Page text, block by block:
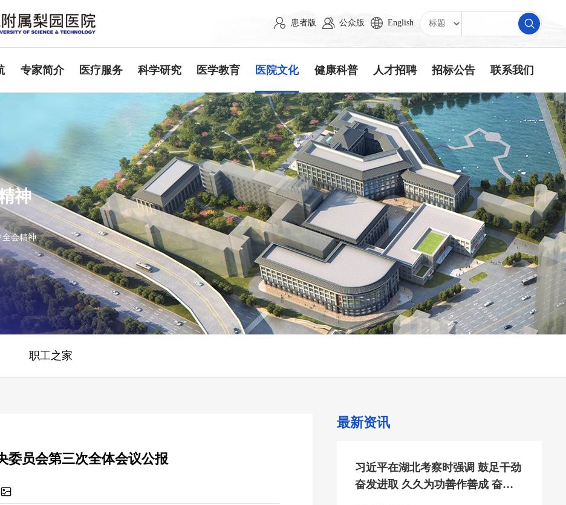
患者版 公众版 English
专家简介 医疗服务 科学研究 医学教育 医院文化 健康科普 人才招聘 招标公告 联系我们
神
全会精神
职工之家
委员会第三次全体会议公报
最新资讯
习近平在湖北考察时强调 鼓足干劲
奋发进取 久久为功善作善成 奋力